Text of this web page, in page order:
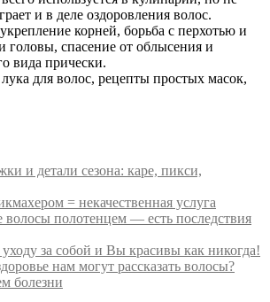
и в деле оздоровления волос.
корней, борьба с перхотью и
головы, спасение от облысения и
вида прически.
для волос, рецепты простых масок,
и детали сезона: каре, пикси,
= некачественная услуга
волосы полотенцем — есть последствия
уходу за собой и Вы красивы как никогда!
нам могут рассказать волосы?
болезни